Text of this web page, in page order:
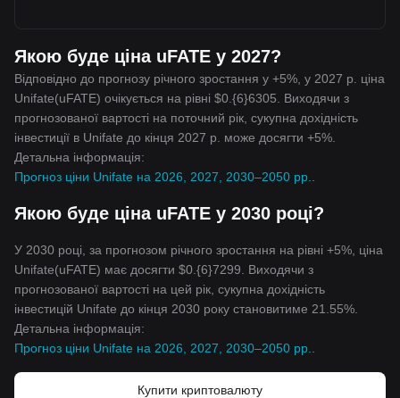
Якою буде ціна uFATE у 2027?
Відповідно до прогнозу річного зростання у +5%, у 2027 р. ціна
Unifate(uFATE) очікується на рівні $0.{6}6305. Виходячи з
прогнозованої вартості на поточний рік, сукупна дохідність
інвестиції в Unifate до кінця 2027 р. може досягти +5%.
Детальна інформація:
Прогноз ціни Unifate на 2026, 2027, 2030–2050 рр.
Якою буде ціна uFATE у 2030 році?
У 2030 році, за прогнозом річного зростання на рівні +5%, ціна
Unifate(uFATE) має досягти $0.{6}7299. Виходячи з
прогнозованої вартості на цей рік, сукупна дохідність
інвестицій Unifate до кінця 2030 року становитиме 21.55%.
Детальна інформація:
Прогноз ціни Unifate на 2026, 2027, 2030–2050 рр.
Купити криптовалюту